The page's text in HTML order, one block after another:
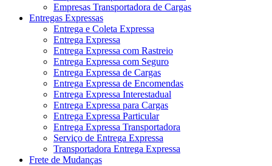
Empresas Transportadora de Cargas
Entregas Expressas
Entrega e Coleta Expressa
Entrega Expressa
Entrega Expressa com Rastreio
Entrega Expressa com Seguro
Entrega Expressa de Cargas
Entrega Expressa de Encomendas
Entrega Expressa Interestadual
Entrega Expressa para Cargas
Entrega Expressa Particular
Entrega Expressa Transportadora
Serviço de Entrega Expressa
Transportadora Entrega Expressa
Frete de Mudanças